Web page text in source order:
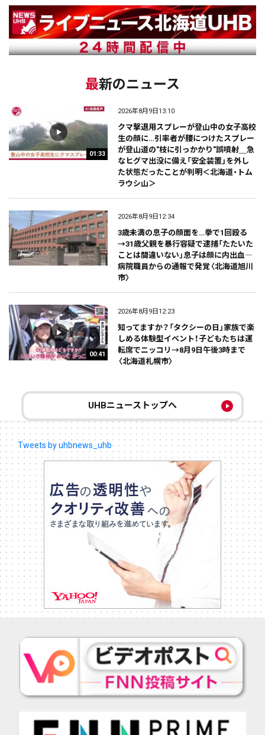
最新のニュース
01:33
2026年8月9日13:10
クマ撃退用スプレーが登山中の女子高校
生の顔に…引率者が腰につけたスプレー
が登山道の"枝に引っかかり"誤噴射＿急
なヒグマ出没に備え「安全装置」を外し
た状態だったことが判明＜北海道・トム
ラウシ山＞
2026年8月9日12:34
3歳未満の息子の顔面を…拳で1回殴る
→31歳父親を暴行容疑で逮捕「たたいた
ことは間違いない」息子は顔に内出血―
病院職員からの通報で発覚〈北海道旭川
市〉
00:41
2026年8月9日12:23
知ってますか？「タクシーの日」家族で楽
しめる体験型イベント！子どもたちは運
転席でニッコリ→8月9日午後3時まで
〈北海道札幌市〉
UHBニューストップへ
Tweets by uhbnews_uhb